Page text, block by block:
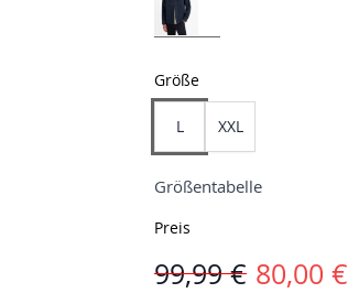
Größe
L XXL
Größentabelle
Preis
99,99 € 80,00 €